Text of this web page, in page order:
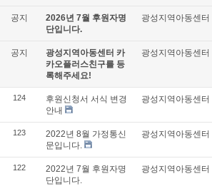
공지
2026년 7월 후원자명
단입니다.
광성지역아동센터
공지
광성지역아동센터 카
카오플러스친구를 등
록해주세요!
광성지역아동센터
124
후원신청서 서식 변경
안내
광성지역아동센터
123
2022년 8월 가정통신
문입니다.
광성지역아동센터
122
2022년 7월 후원자명
단입니다.
광성지역아동센터